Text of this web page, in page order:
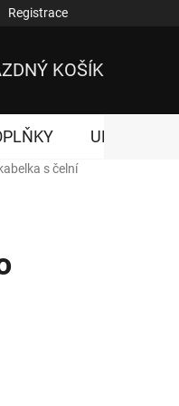
Registrace
KOŠÍK
UNISEX
s čelní